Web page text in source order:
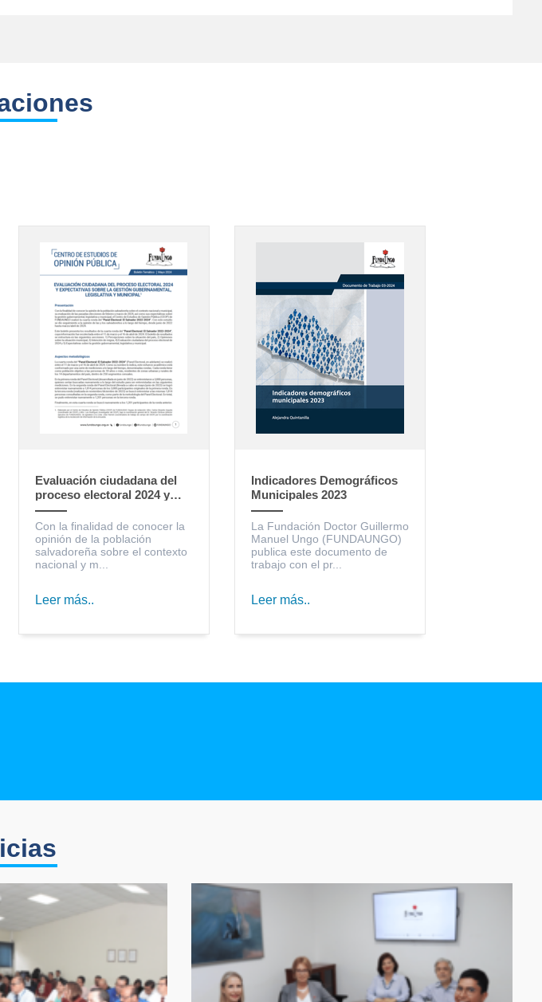
Evaluación ciudadana del
proceso electoral 2024 y
expectativas sobre la
gestión gubernamental,
legislativa y municipal
Con la finalidad de conocer la
opinión de la población
salvadoreña sobre el contexto
nacional y m...
Leer más..
Indicadores Demográficos
Municipales 2023
La Fundación Doctor Guillermo
Manuel Ungo (FUNDAUNGO)
publica este documento de
trabajo con el pr...
Leer más..